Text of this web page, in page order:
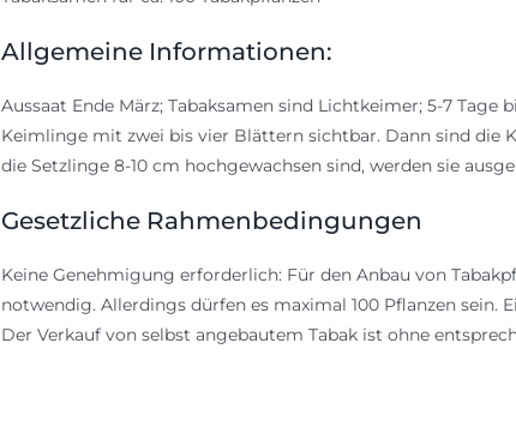
Allgemeine Informationen:
Aussaat Ende März; Tabaksamen sind Lichtkeimer; 5-7
Keimlinge mit zwei bis vier Blättern sichtbar. Dann sind die
die Setzlinge 8-10 cm hochgewachsen sind, werden sie
Gesetzliche Rahmenbedingungen
Keine Genehmigung erforderlich: Für den Anbau von
notwendig. Allerdings dürfen es maximal 100 Pflanzen sein.
Der Verkauf von selbst angebautem Tabak ist ohne